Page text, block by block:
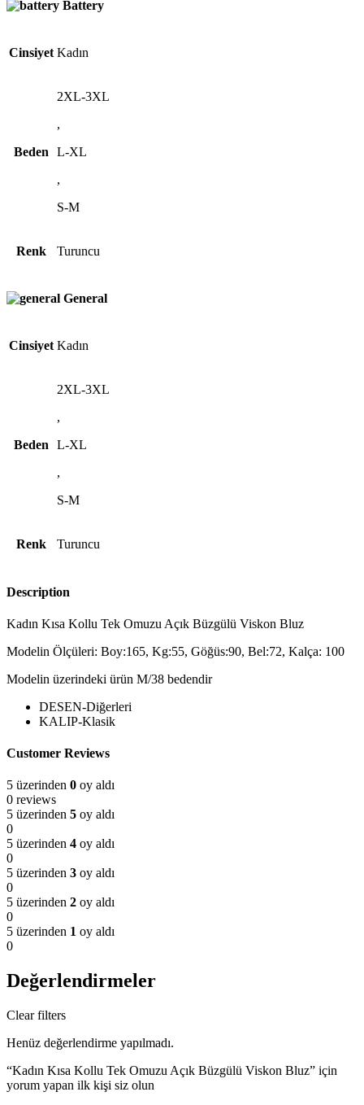
Battery
Cinsiyet Kadın
Beden
2XL-3XL
,
L-XL
,
S-M
Renk Turuncu
General
Cinsiyet Kadın
Beden
2XL-3XL
,
L-XL
,
S-M
Renk Turuncu
Description
Kadın Kısa Kollu Tek Omuzu Açık Büzgülü Viskon Bluz
Modelin Ölçüleri: Boy:165, Kg:55, Göğüs:90, Bel:72, Kalça: 100
Modelin üzerindeki ürün M/38 bedendir
DESEN-Diğerleri
KALIP-Klasik
Customer Reviews
5 üzerinden 0 oy aldı
0 reviews
5 üzerinden 5 oy aldı
0
5 üzerinden 4 oy aldı
0
5 üzerinden 3 oy aldı
0
5 üzerinden 2 oy aldı
0
5 üzerinden 1 oy aldı
0
Değerlendirmeler
Clear filters
Henüz değerlendirme yapılmadı.
“Kadın Kısa Kollu Tek Omuzu Açık Büzgülü Viskon Bluz” için
yorum yapan ilk kişi siz olun